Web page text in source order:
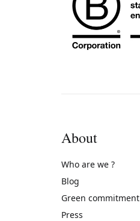
About
Who are we ?
Blog
Green commitment
Press